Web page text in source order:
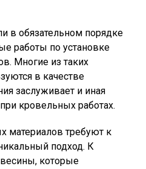
в обязательном порядке
работы по установке
Многие из таких
в качестве
заслуживает и иная
кровельных работах.
материалов требуют к
подход. К
которые